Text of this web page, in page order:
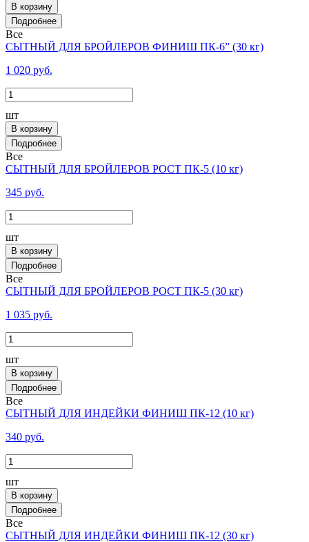
В корзину
Все
СЫТНЫЙ ДЛЯ БРОЙЛЕРОВ ФИНИШ ПК-6” (30 кг)
1 020 руб.
шт
В корзину
Все
СЫТНЫЙ ДЛЯ БРОЙЛЕРОВ РОСТ ПК-5 (10 кг)
345 руб.
шт
В корзину
Все
СЫТНЫЙ ДЛЯ БРОЙЛЕРОВ РОСТ ПК-5 (30 кг)
1 035 руб.
шт
В корзину
Все
СЫТНЫЙ ДЛЯ ИНДЕЙКИ ФИНИШ ПК-12 (10 кг)
340 руб.
шт
В корзину
Все
СЫТНЫЙ ДЛЯ ИНДЕЙКИ ФИНИШ ПК-12 (30 кг)